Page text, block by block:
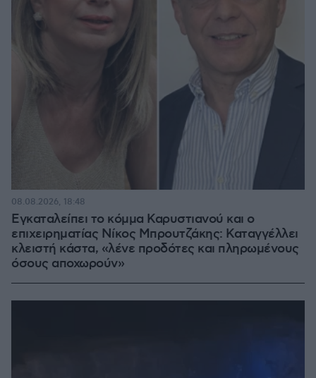
Εγκαταλείπει το κόμμα Καρυστιανού και ο
επιχειρηματίας Νίκος Μπρουτζάκης: Καταγγέλλει
κλειστή κάστα, «λένε προδότες και πληρωμένους
όσους αποχωρούν»
08.08.2026, 18:48